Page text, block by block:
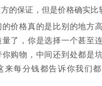
的保证，但是价格确实比
价格真的是比别的地方
了，你是选择一个甚至
购物，中间还到处都是
来每分钱都告诉你我们